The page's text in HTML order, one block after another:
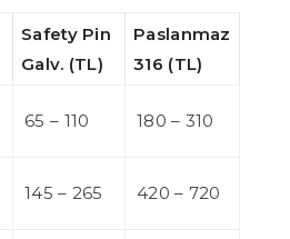
Safety Pin
Galv. (TL)
Paslanmaz
316 (TL)
65 – 110 180 – 310
145 – 265 420 – 720